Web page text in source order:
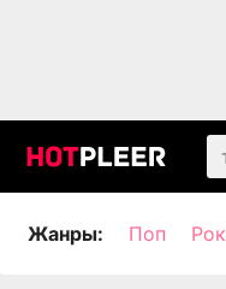
Жанры: Поп Рок